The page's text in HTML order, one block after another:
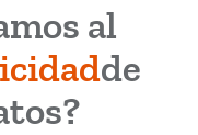
al
de